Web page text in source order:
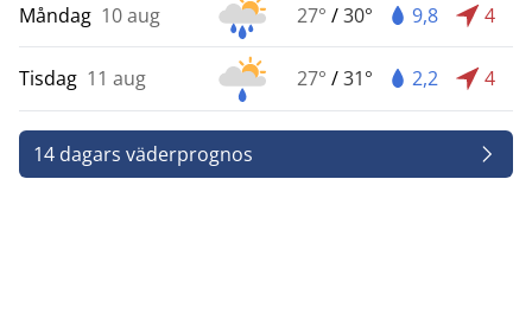
Måndag 10 aug 27° /30° 9,8 4
Tisdag 11 aug 27° /31° 2,2 4
14 dagars väderprognos